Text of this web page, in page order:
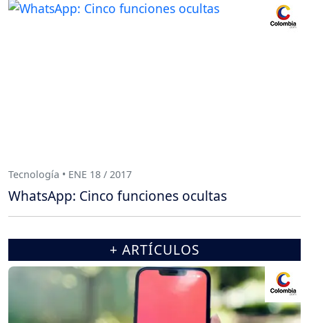
Tecnología • ENE 18 / 2017
WhatsApp: Cinco funciones ocultas
+ ARTÍCULOS